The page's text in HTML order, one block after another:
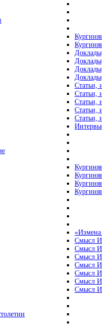
Статьи,
Статьи,
Статьи,
Статьи,
Статьи,
«Измена
Смысл
Смысл
Смысл
Смысл
Смысл
Смысл
Смысл